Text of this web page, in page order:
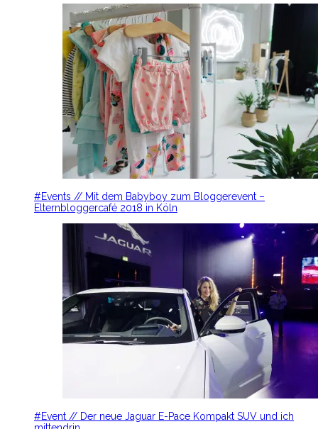
#Events // Mit dem Babyboy zum Bloggerevent –
Elternbloggercafé 2018 in Köln
#Event // Der neue Jaguar E-Pace Kompakt SUV und ich